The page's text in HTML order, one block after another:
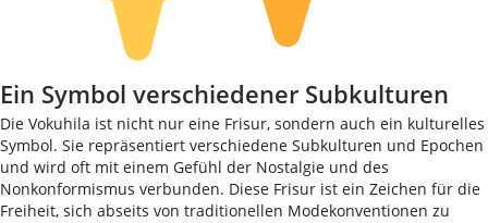
Ein Symbol verschiedener Subkulturen
Die Vokuhila ist nicht nur eine Frisur, sondern auch ein kulturelles
Symbol. Sie repräsentiert verschiedene Subkulturen und Epochen
und wird oft mit einem Gefühl der Nostalgie und des
Nonkonformismus verbunden. Diese Frisur ist ein Zeichen für die
Freiheit, sich abseits von traditionellen Modekonventionen zu